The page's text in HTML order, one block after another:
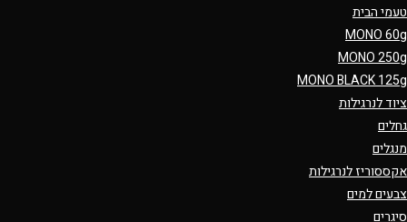
טעמי הבית
MONO 60g
MONO 250g
MONO BLACK 125g
ציוד לנרגילות
גחלים
מנגלים
אקססוריז לנרגילות
צבעים למים
סיגרים